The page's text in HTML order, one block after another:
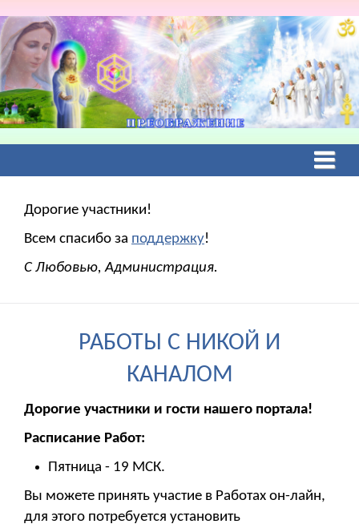
Дорогие участники!
Всем спасибо за поддержку!
С Любовью, Администрация.
РАБОТЫ С НИКОЙ И
КАНАЛОМ
Дорогие участники и гости нашего портала!
Расписание Работ:
Пятница - 19 МСК.
Вы можете принять участие в Работах он-лайн,
для этого потребуется установить